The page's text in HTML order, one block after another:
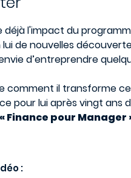
déjà l'impact du
de nouvelles
d’entreprendre
comment il transforme
pour lui après vingt ans
« Finance pour Manager
: